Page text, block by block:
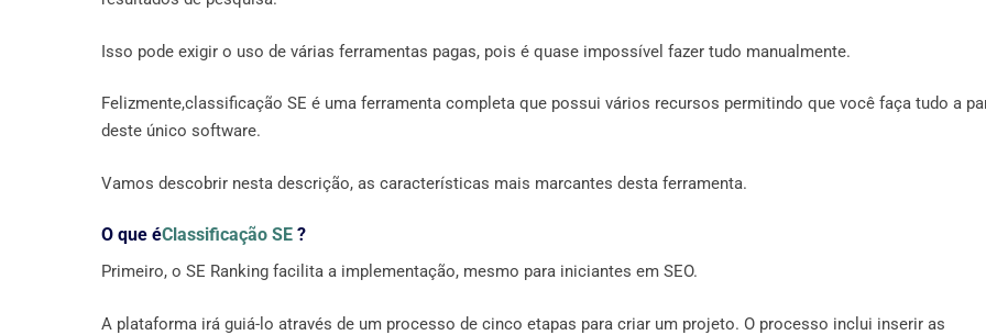
Isso pode exigir o uso de várias ferramentas pagas, pois é quase impossível fazer tudo manualmente.
Felizmente,classificação SE é uma ferramenta completa que possui vários recursos permitindo que você faça tudo a
deste único software.
Vamos descobrir nesta descrição, as características mais marcantes desta ferramenta.
O que éClassificação SE ?
Primeiro, o SE Ranking facilita a implementação, mesmo para iniciantes em SEO.
A plataforma irá guiá-lo através de um processo de cinco etapas para criar um projeto. O processo inclui inserir as